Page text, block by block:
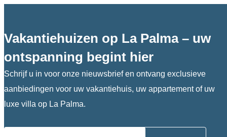
Vakantiehuizen op La Palma – uw
ontspanning begint hier
Schrijf u in voor onze nieuwsbrief en ontvang exclusieve
aanbiedingen voor uw vakantiehuis, uw appartement of uw
luxe villa op La Palma.